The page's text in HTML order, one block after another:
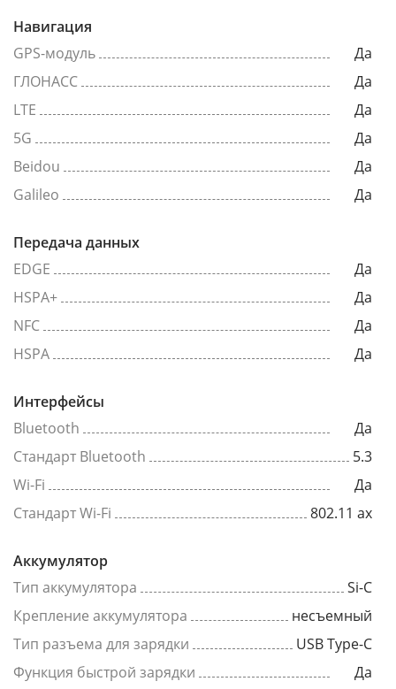
Навигация
GPS-модуль
Да
ГЛОНАСС
Да
LTE
Да
5G
Да
Beidou
Да
Galileo
Да
Передача данных
EDGE
Да
HSPA+
Да
NFC
Да
HSPA
Да
Интерфейсы
Bluetooth
Да
Стандарт Bluetooth
5.3
Wi-Fi
Да
Стандарт Wi-Fi
802.11 ax
Аккумулятор
Тип аккумулятора
Si-C
Крепление аккумулятора
несъемный
Тип разъема для зарядки
USB Type-C
Функция быстрой зарядки
Да